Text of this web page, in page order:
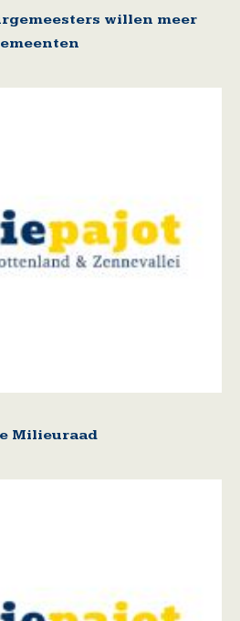
willen meer
Milieuraad